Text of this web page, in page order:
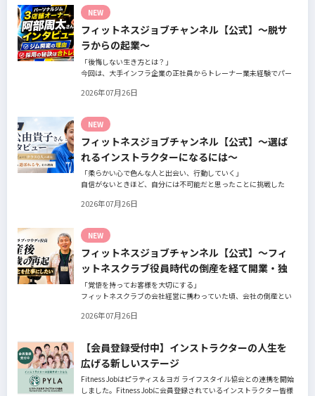
はそのスタッフの皆様がつくる施設やフィットネスについての魅力
を語っていただきました。
NEW
フィットネスジョブチャンネル【公式】～脱サ
ラからの起業～
「後悔しない生き方とは？」
今回は、大手インフラ企業の正社員からトレーナー業未経験でパー
の阿部周大さんへインタビュー。
2026年07月26日
NEW
フィットネスジョブチャンネル【公式】～選ば
れるインストラクターになるには～
「柔らかい心で色んな人と出会い、行動していく」
自信がないときほど、自分には不可能だと思ったことに挑戦した
そんな風に自分だけでは思いつかないことを行動に移してきた結果
さん。選ばれるインストラクターになるために若松さんが取られた
行動とは？
2026年07月26日
NEW
フィットネスジョブチャンネル【公式】～フィ
ットネスクラブ役員時代の倒産を経て開業・独
立～
「覚悟を持ってお客様を大切にする」
フィットネスクラブの会社経営に携わっていた頃、会社の倒産とい
たパーソナルジム「ファントレイン」代表近藤健祐さんにインタビ
フィットネスクラブのキャンペーンや違約金制度はお客様を大切に
する仕組みだろうか！？資金が底をつく恐怖と闘いながらもお客様
との絆を築き上げた秘訣とは？
2026年07月26日
【会員登録受付中】インストラクターの人生を
広げる新しいステージ
Fitness Jobはピラティス＆ヨガ ライフスタイル協会との連携を開始
しました。Fitness Jobに会員登録されているインストラクター皆様